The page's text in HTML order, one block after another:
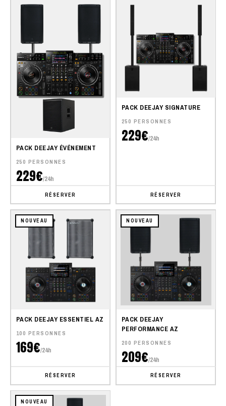
PACK DEEJAY ÉVÉNEMENT
250 PERSONNES
229€/24h
RÉSERVER
PACK DEEJAY SIGNATURE
250 PERSONNES
229€/24h
RÉSERVER
NOUVEAU
PACK DEEJAY ESSENTIEL AZ
100 PERSONNES
169€/24h
RÉSERVER
NOUVEAU
PACK DEEJAY
PERFORMANCE AZ
200 PERSONNES
209€/24h
RÉSERVER
NOUVEAU